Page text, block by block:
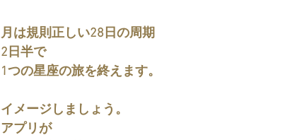
月は規則正しい28日の周期
2日半で
1つの星座の旅を終えます。
イメージしましょう。
アプリが